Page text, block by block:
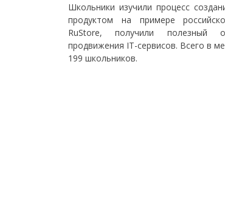
Школьники изучили процесс
продуктом на примере
RuStore, получили полезный
продвижения IT-сервисов. Всего в
199 школьников.